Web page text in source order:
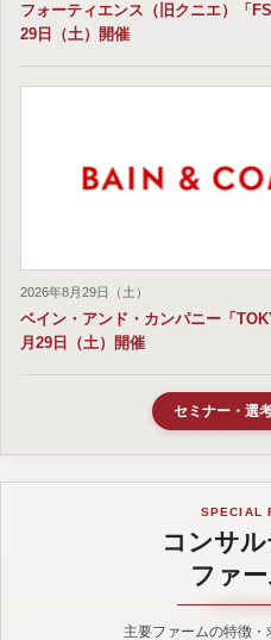
フォーティエンス（旧クニエ）「
29日（土）開催
2026年8月29日（土）
ベイン・アンド・カンパニー「
月29日（土）開催
セミナー・選
SPECIAL
コンサ
ファ
主要ファームの特徴